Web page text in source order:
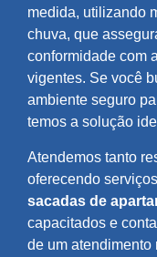
medida, utilizando
chuva, que
conformidade com
vigentes. Se você
ambiente seguro
temos a solução
Atendemos tanto
oferecendo
sacadas de
capacitados e
de um atendimento